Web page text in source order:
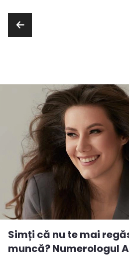
Simți că nu te mai
muncă? Numerologul